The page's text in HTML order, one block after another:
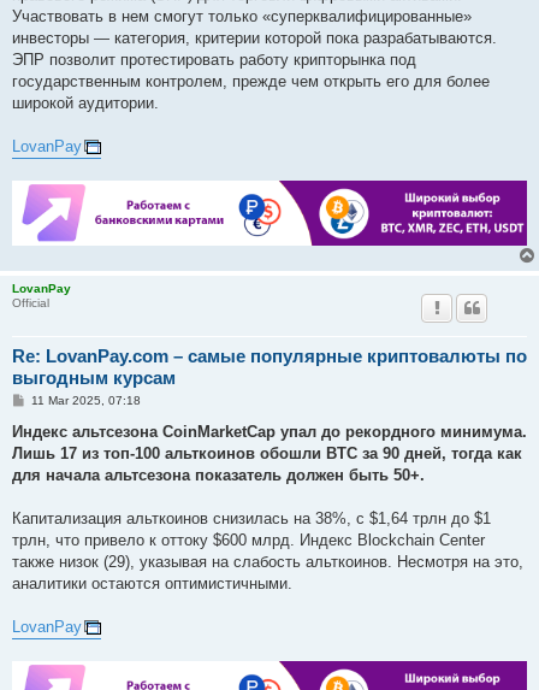
Участвовать в нем смогут только «суперквалифицированные»
инвесторы — категория, критерии которой пока разрабатываются.
ЭПР позволит протестировать работу крипторынка под
государственным контролем, прежде чем открыть его для более
широкой аудитории.
LovanPay
LovanPay
Official
Re: LovanPay.com – самые популярные криптовалюты по
выгодным курсам
P
s
11 Mar 2025, 07:18
Индекс альтсезона CoinMarketCap упал до рекордного минимума.
Лишь 17 из топ-100 альткоинов обошли BTC за 90 дней, тогда как
для начала альтсезона показатель должен быть 50+.
Капитализация альткоинов снизилась на 38%, с $1,64 трлн до $1
трлн, что привело к оттоку $600 млрд. Индекс Blockchain Center
также низок (29), указывая на слабость альткоинов. Несмотря на это,
аналитики остаются оптимистичными.
LovanPay